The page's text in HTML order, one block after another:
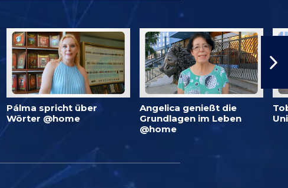
Pálma spricht über
Wörter @home
Angelica genießt die
Grundlagen im Leben
@home